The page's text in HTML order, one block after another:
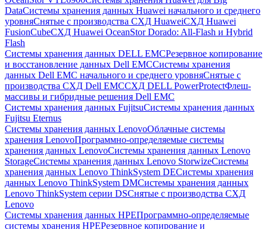
DataСистемы хранения данных Huawei начального и среднего
уровняСнятые с производства СХД HuaweiСХД Huawei
FusionCubeСХД Huawei OceanStor Dorado: All-Flash и Hybrid
Flash
Системы хранения данных DELL EMCРезервное копирование
и восстановление данных Dell EMCСистемы хранения
данных Dell EMC начального и среднего уровняСнятые с
производства СХД Dell EMCСХД DELL PowerProtectФлеш-
массивы и гибридные решения Dell EMC
Системы хранения данных FujitsuСистемы хранения данных
Fujitsu Eternus
Системы хранения данных LenovoОблачные системы
хранения LenovoПрограммно-определяемые системы
хранения данных LenovoСистемы хранения данных Lenovo
StorageСистемы хранения данных Lenovo StorwizeСистемы
хранения данных Lenovo ThinkSystem DEСистемы хранения
данных Lenovo ThinkSystem DMСистемы хранения данных
Lenovo ThinkSystem серии DSСнятые с производства СХД
Lenovo
Системы хранения данных HPEПрограммно-определяемые
системы хранения HPEРезервное копирование и